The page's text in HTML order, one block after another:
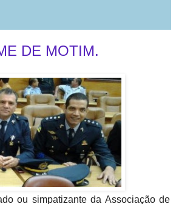
DE MOTIM.
ou simpatizante da Associação de